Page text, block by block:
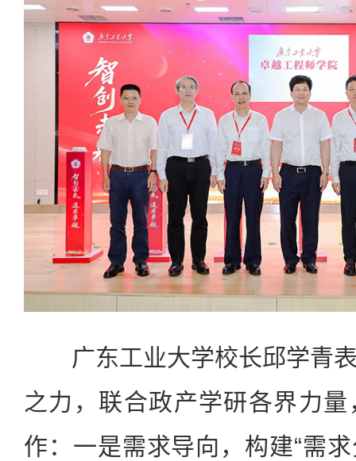
广东工业大学校长邱学青表
之力，联合政产学研各界力
作：一是需求导向，构建“需